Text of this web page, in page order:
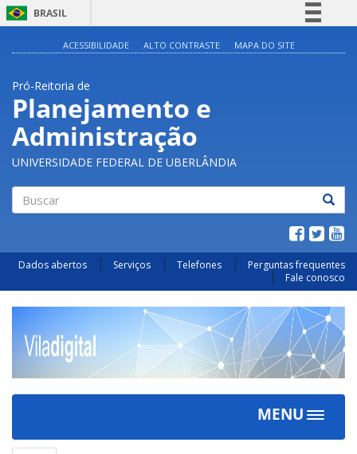
BRASIL
Acesso à informação
ACESSIBILIDADE ALTO CONTRASTE MAPA DO SITE
Pró-Reitoria de
Planejamento e
Administração
UNIVERSIDADE FEDERAL DE UBERLÂNDIA
Dados abertos Serviços Telefones
Perguntas frequentes
Fale conosco
MENU
Toggle